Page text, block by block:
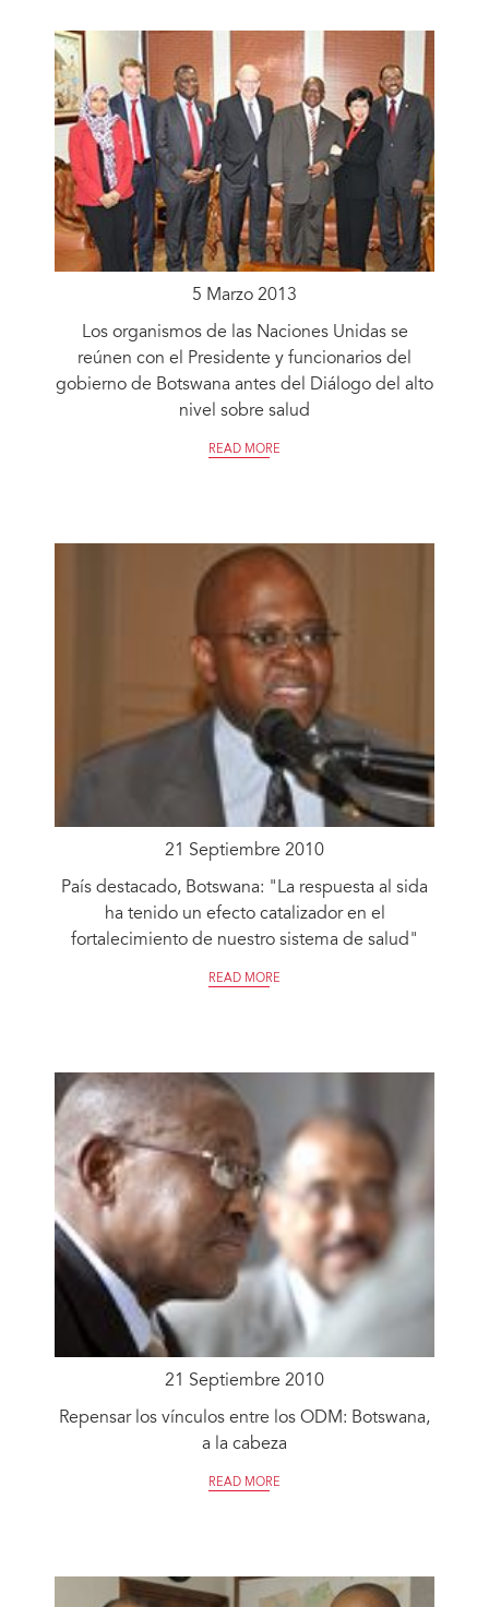
5 Marzo 2013
Los organismos de las Naciones Unidas se
reúnen con el Presidente y funcionarios del
gobierno de Botswana antes del Diálogo del alto
nivel sobre salud
READ MORE
21 Septiembre 2010
País destacado, Botswana: "La respuesta al sida
ha tenido un efecto catalizador en el
fortalecimiento de nuestro sistema de salud"
READ MORE
21 Septiembre 2010
Repensar los vínculos entre los ODM: Botswana,
a la cabeza
READ MORE